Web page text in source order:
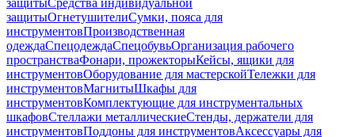
защитыСредства индивидуальной
защитыОгнетушителиСумки, пояса для
инструментовПроизводственная
одеждаСпецодеждаСпецобувьОрганизация рабочего
пространстваФонари, прожекторыКейсы, ящики для
инструментовОборудование для мастерскойТележки для
инструментовМагнитыШкафы для
инструментовКомплектующие для инструментальных
шкафовСтеллажи металлическиеСтенды, держатели для
инструментовПоддоны для инструментовАксессуары для